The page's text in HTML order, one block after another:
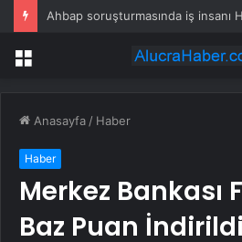
Menü
Anasayfa / Haber
Haber
Merkez Bankası
Baz Puan İndirildi